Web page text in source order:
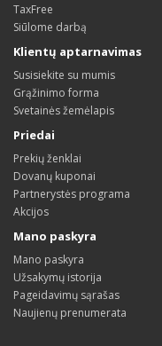
TaxFree
Siūlome darbą
Klientų aptarnavimas
Susisiekite su mumis
Grąžinimo forma
Svetainės žemėlapis
Priedai
Prekių ženklai
Dovanų kuponai
Partnerystės programa
Akcijos
Mano paskyra
Mano paskyra
Užsakymų istorija
Pageidavimų sąrašas
Naujienų prenumerata